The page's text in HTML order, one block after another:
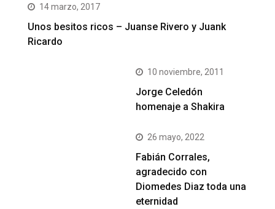
14 marzo, 2017
Unos besitos ricos – Juanse Rivero y Juank
Ricardo
10 noviembre, 2011
Jorge Celedón
homenaje a Shakira
26 mayo, 2022
Fabián Corrales,
agradecido con
Diomedes Diaz toda una
eternidad